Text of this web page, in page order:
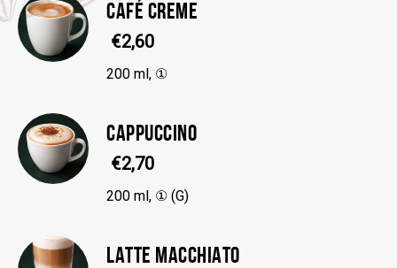
CAFÉ CREME
€2,60
200 ml, ①
CAPPUCCINO
€2,70
200 ml, ① (G)
LATTE MACCHIATO